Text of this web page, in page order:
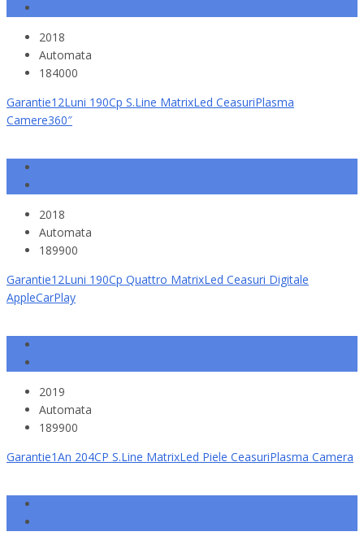
2018
Automata
184000
Garantie12Luni 190Cp S.Line MatrixLed CeasuriPlasma
Camere360″
2018
Automata
189900
Garantie12Luni 190Cp Quattro MatrixLed Ceasuri Digitale
AppleCarPlay
2019
Automata
189900
Garantie1An 204CP S.Line MatrixLed Piele CeasuriPlasma Camera